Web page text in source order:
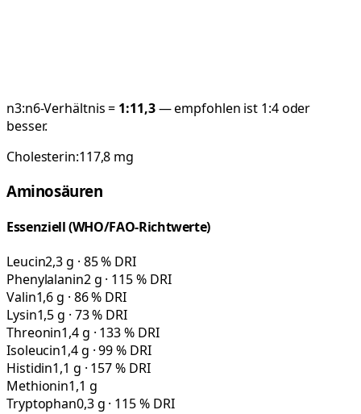
n3:n6-Verhältnis = 1:11,3— empfohlen ist 1:4 oder
besser.
Cholesterin:117,8 mg
Aminosäuren
Essenziell (WHO/FAO-Richtwerte)
Leucin2,3 g · 85 % DRI
Phenylalanin2 g · 115 % DRI
Valin1,6 g · 86 % DRI
Lysin1,5 g · 73 % DRI
Threonin1,4 g · 133 % DRI
Isoleucin1,4 g · 99 % DRI
Histidin1,1 g · 157 % DRI
Methionin1,1 g
Tryptophan0,3 g · 115 % DRI